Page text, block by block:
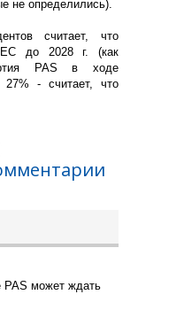
не определились).
считает, что
до 2028 г. (как
PAS в ходе
27% - считает, что
PAS может ждать